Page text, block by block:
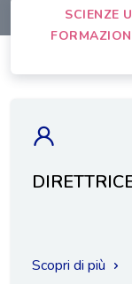
SCIENZE
Scopri di più